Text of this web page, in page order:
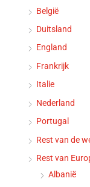
België
Duitsland
England
Frankrijk
Italie
Nederland
Portugal
Rest van de
Rest van
Albanië